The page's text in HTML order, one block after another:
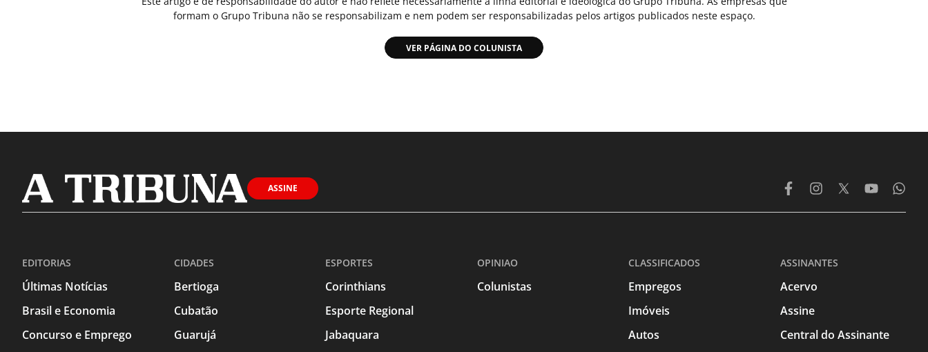
formam o Grupo Tribuna não se responsabilizam e nem podem ser responsabilizadas pelos artigos publicados neste espaço.
VER PÁGINA DO COLUNISTA
ASSINE
EDITORIAS
Últimas Notícias
Brasil e Economia
Concurso e Emprego
CIDADES
Bertioga
Cubatão
Guarujá
ESPORTES
Corinthians
Esporte Regional
Jabaquara
OPINIAO
Colunistas
CLASSIFICADOS
Empregos
Imóveis
Autos
ASSINANTES
Acervo
Assine
Central do Assinante